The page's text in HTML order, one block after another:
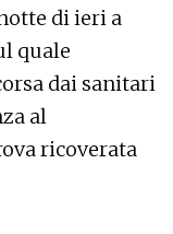
di ieri a
quale
dai sanitari
al
ricoverata